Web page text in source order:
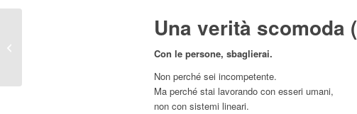
Una verità scomoda
Con le persone, sbaglierai.
Non perché sei incompetente.
Ma perché stai lavorando con esseri umani,
non con sistemi lineari.